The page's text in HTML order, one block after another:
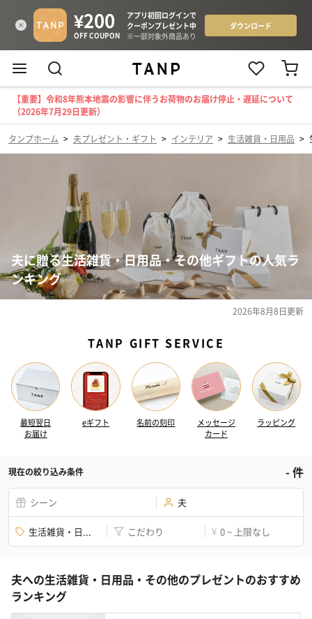
【重要】令和8年熊本地震の影響に伴うお荷物のお届け停止・遅延について
（2026年7月29日更新）
タンプホーム > 夫プレゼント・ギフト > インテリア > 生活雑貨・日用品 >
夫に贈る生活雑貨・日用品・その他ギフトの人気ラ
ンキング
2026年8月8日更新
TANP GIFT SERVICE
最短翌日
お届け
eギフト 名前の刻印
メッセージ
カード
ラッピング
現在の絞り込み条件 -件
シーン 夫
生活雑貨・日... こだわり ¥ 0 ~ 上限なし
夫への生活雑貨・日用品・その他のプレゼントのおすすめ
ランキング